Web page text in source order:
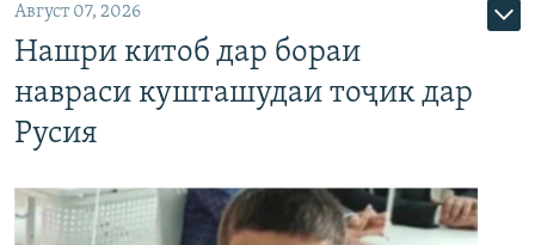
Август 07, 2026
Нашри китоб дар бораи
навраси кушташудаи тоҷик дар
Русия